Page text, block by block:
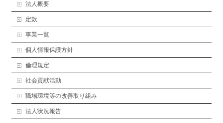
法人概要
定款
事業一覧
個人情報保護方針
倫理規定
社会貢献活動
職場環境等の改善取り組み
法人状況報告